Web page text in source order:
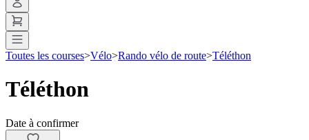
Toutes les courses>Vélo>Rando vélo de route>Téléthon
Téléthon
Date à confirmer